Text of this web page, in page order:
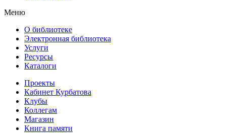
Меню
О библиотеке
Электронная библиотека
Услуги
Ресурсы
Каталоги
Проекты
Кабинет Курбатова
Клубы
Коллегам
Магазин
Книга памяти